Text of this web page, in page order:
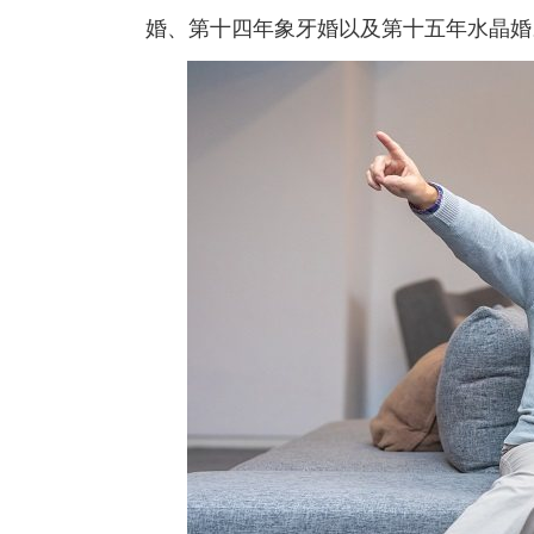
婚、第十四年象牙婚以及第十五年水晶